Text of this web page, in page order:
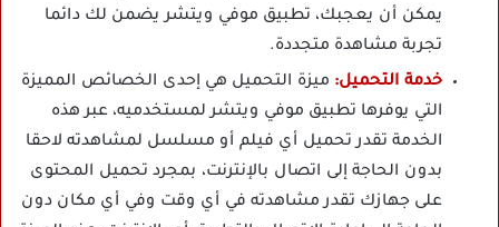
يمكن أن يعجبك، تطبيق موفي ويتشر يضمن لك دائما
تجربة مشاهدة متجددة.
خدمة التحميل: ميزة التحميل هي إحدى الخصائص المميزة
التي يوفرها تطبيق موفي ويتشر لمستخدميه، عبر هذه
الخدمة تقدر تحميل أي فيلم أو مسلسل لمشاهدته لاحقا
بدون الحاجة إلى اتصال بالإنترنت، بمجرد تحميل المحتوى
على جهازك تقدر مشاهدته في أي وقت وفي أي مكان دون